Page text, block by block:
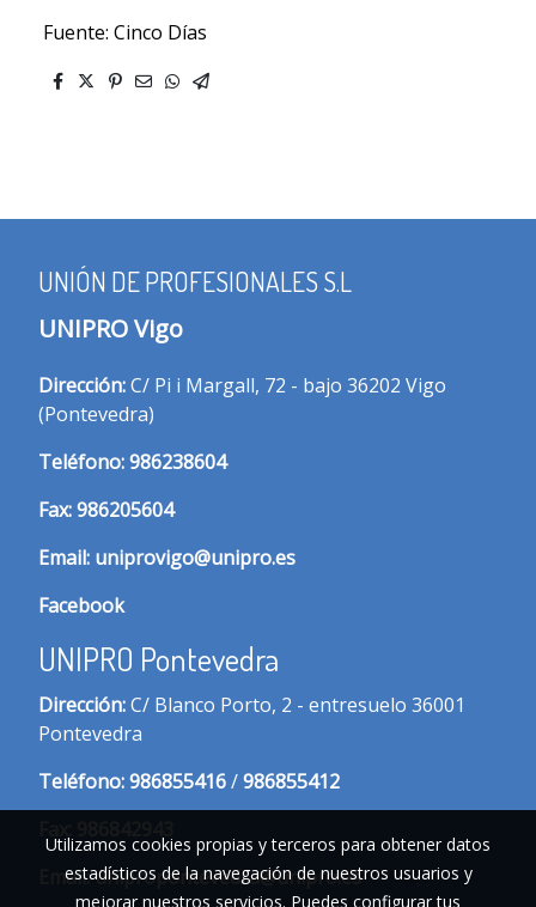
Fuente: Cinco Días
UNIÓN DE PROFESIONALES S.L
UNIPRO Vigo
Dirección:C/ Pi i Margall, 72 - bajo 36202 Vigo
(Pontevedra)
Teléfono:986238604
Fax:986205604
Email: uniprovigo@unipro.es
Facebook
UNIPRO Pontevedra
Dirección:C/ Blanco Porto, 2 - entresuelo 36001
Pontevedra
Teléfono:986855416/986855412
Email:unipropontevedra@unipro.es
Utilizamos cookies propias y terceros para obtener datos
estadísticos de la navegación de nuestros usuarios y
mejorar nuestros servicios. Puedes configurar tus